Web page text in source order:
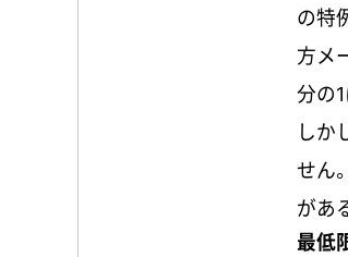
の特
方メ
分の
しか
せん
があ
最低